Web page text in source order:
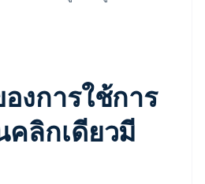
งการใช้การ
คลิกเดียวมี